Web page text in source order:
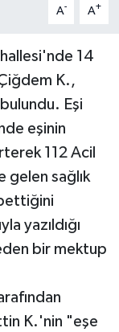
A- A+
14
K.,
Eşi
eşinin
112 Acil
gelen sağlık
yazıldığı
bir mektup
K.'nin "eşe